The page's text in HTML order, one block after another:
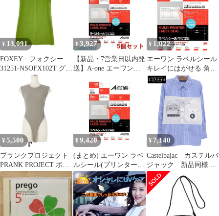
¥ 13,091
FOXEY フォクシー
31251-NSOFX102T グリ
ーン リボンモチーフ ワ
ンピース 38
¥3,927
【新品・7営業日以内発
送】A-one エーワン
ルシール［プリンタ兼
用］キレイにはがせる
タイプ A4 10面 四辺余
白付角丸 10シート入
【沖縄離島販売不可】
¥ 1,022
エーワン ラベルシール
キレイにはがせる 角丸
10面 10シート 1
¥ 5,500
プランクプロジェクト
PRANK PROJECT ボデ
ィスーツ ノースリーブ
フリーサイズ グレー
31251415617
¥ 9,420
(まとめ) エーワン ラベ
ルシール(プリンター兼
用) キレイにはがせる
タイプ マット紙・ホワ
イト A4判 10面
84×52mm 四辺余白付
角丸 31251 1冊(10シー
¥ 7,140
Castelbajac カステルバ
ジャック 新品同様 切
り替えストライプ コッ
トン 長袖シャツ トップ
ス メンズ ブルー×ホワ
イト 7213125108
23SS 50